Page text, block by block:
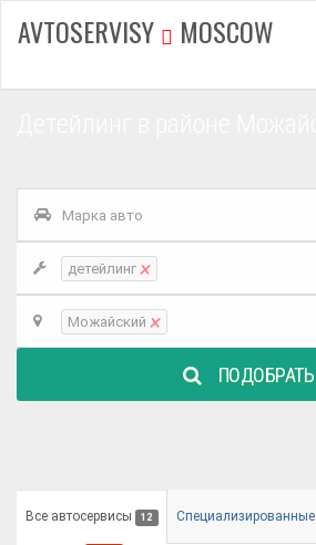
AVTOSERVISY MOSCOW
Марка авто
детейлинг ×
Можайский ×
ПОДОБРАТЬ
Все автосервисы 12 Специализированные